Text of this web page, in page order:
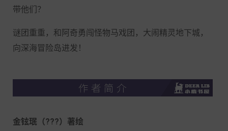
带他们？
谜团重重，和阿奇勇闯怪物马戏团，大闹精灵地下城，
向深海冒险岛进发！
金铉珉（???） 著绘